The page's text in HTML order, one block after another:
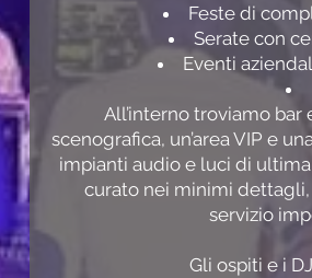
Feste di
Serate con
Eventi
All’interno troviamo bar
scenografica, un’area VIP e
impianti audio e luci di ultima
curato nei minimi
servizio
Gli ospiti e i